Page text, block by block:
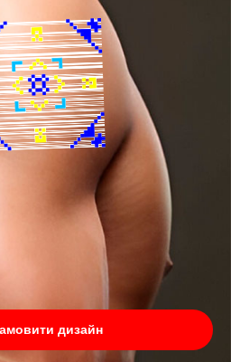
дизайн